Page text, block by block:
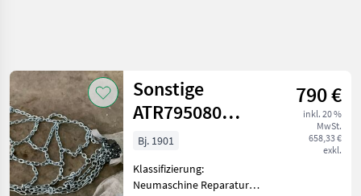
Sonstige
ATR795080
425/75-20 -
420/65-24
790 €
inkl. 20 %
MwSt.
658,33 €
exkl.
Bj. 1901
Klassifizierung:
Neumaschine Reparatur